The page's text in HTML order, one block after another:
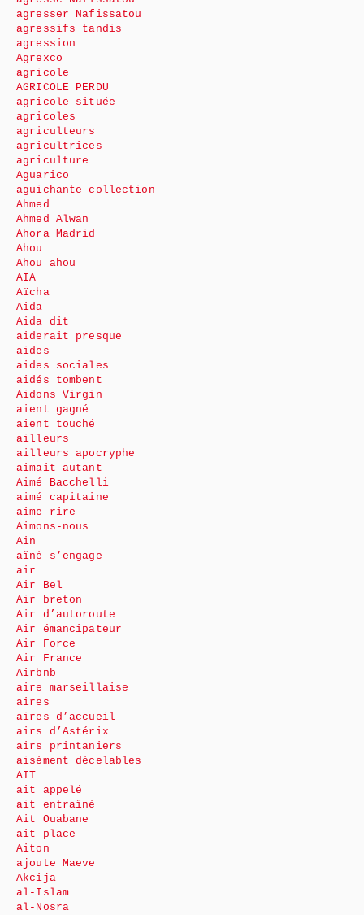
agresser Nafissatou
agressifs tandis
agression
Agrexco
agricole
AGRICOLE PERDU
agricole située
agricoles
agriculteurs
agricultrices
agriculture
Aguarico
aguichante collection
Ahmed
Ahmed Alwan
Ahora Madrid
Ahou
Ahou ahou
AIA
Aïcha
Aida
Aida dit
aiderait presque
aides
aides sociales
aidés tombent
Aidons Virgin
aient gagné
aient touché
ailleurs
ailleurs apocryphe
aimait autant
Aimé Bacchelli
aimé capitaine
aime rire
Aimons-nous
Ain
aîné s’engage
air
Air Bel
Air breton
Air d’autoroute
Air émancipateur
Air Force
Air France
Airbnb
aire marseillaise
aires
aires d’accueil
airs d’Astérix
airs printaniers
aisément décelables
AIT
ait appelé
ait entraîné
Ait Ouabane
ait place
Aiton
ajoute Maeve
Akcija
al-Islam
al-Nosra